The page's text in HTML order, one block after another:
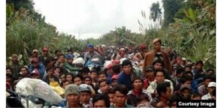
သို့
ကျော်
ကြည့်
ရန်
ပင်မ
အ
ညွန်း
စာမျက်နှာ
အစ္စရေး-ပါလက်စတိုင်း
အင်္ဂလိပ်စာလေ့လာမယ်
အမေရိကန်သုံးအီဒီယံ
မကြေးမုံရဲ့ အင်္ဂလိပ်စာ
ရုပ်ရှင်ထဲက အင်္ဂလိပ်စာ
သုတပဒေသာ အင်္ဂလိပ်စာ
အပတ်စဉ်ကဏ္ဍများ
ရေဒီယို
တီဗွီ
ရေဒီယိုနှင့်ရုပ်သံ အချက်အလက်များ
ရေဒီယို/တီဗွီအစီအစဉ်
Learning English